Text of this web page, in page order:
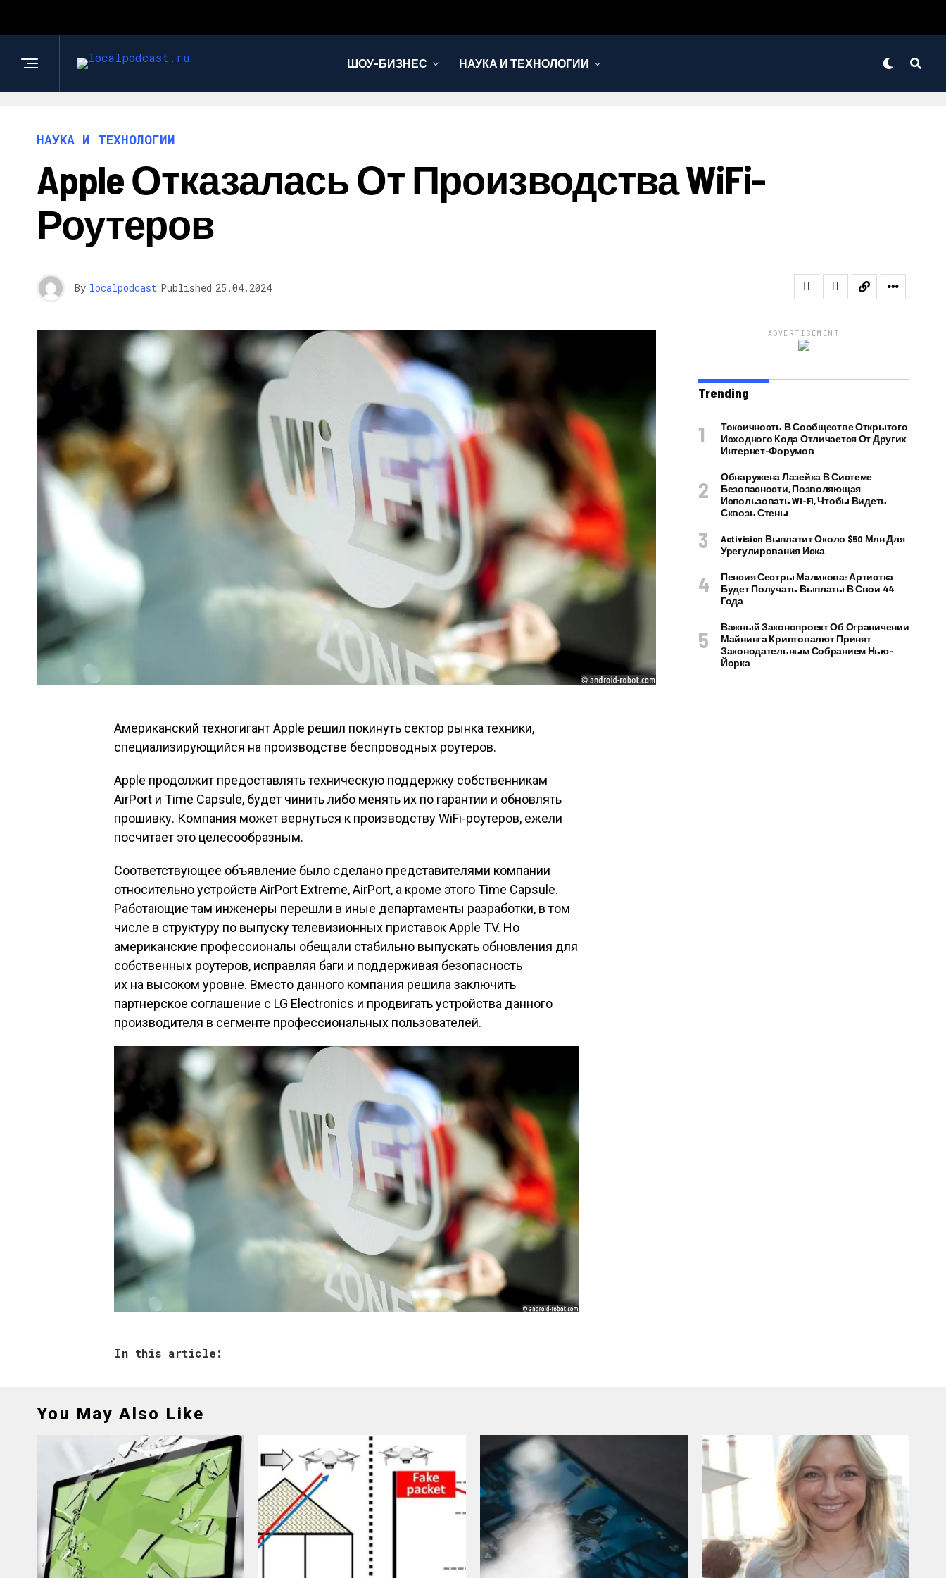
ШОУ-БИЗНЕС НАУКА И ТЕХНОЛОГИИ
НАУКА И ТЕХНОЛОГИИ
Apple Отказалась От Производства WiFi-
Роутеров
By localpodcast Published 25.04.2024
Американский техногигант Apple решил покинуть сектор рынка техники,
специализирующийся на производстве беспроводных роутеров.
Apple продолжит предоставлять техническую поддержку собственникам
AirPort и Time Capsule, будет чинить либо менять их по гарантии и обновлять
прошивку. Компания может вернуться к производству WiFi-роутеров, ежели
посчитает это целесообразным.
Соответствующее объявление было сделано представителями компании
относительно устройств AirPort Extreme, AirPort, а кроме этого Time Capsule.
Работающие там инженеры перешли в иные департаменты разработки, в том
числе в структуру по выпуску телевизионных приставок Apple TV. Но
американские профессионалы обещали стабильно выпускать обновления для
собственных роутеров, исправляя баги и поддерживая безопасность
их на высоком уровне. Вместо данного компания решила заключить
партнерское соглашение с LG Electronics и продвигать устройства данного
производителя в сегменте профессиональных пользователей.
In this article:
ADVERTISEMENT
Trending
Токсичность В Сообществе Открытого
Исходного Кода Отличается От Других
Интернет-Форумов
Обнаружена Лазейка В Системе
Безопасности, Позволяющая
Использовать Wi-Fi, Чтобы Видеть
Сквозь Стены
Activision Выплатит Около $50 Млн Для
Урегулирования Иска
Пенсия Сестры Маликова: Артистка
Будет Получать Выплаты В Свои 44
Года
Важный Законопроект Об Ограничении
Майнинга Криптовалют Принят
Законодательным Собранием Нью-
Йорка
You May Also Like